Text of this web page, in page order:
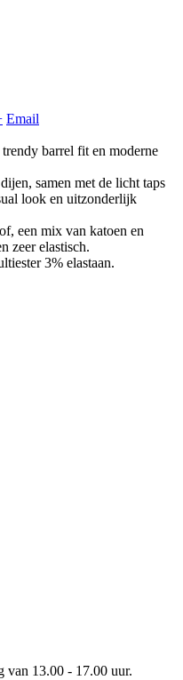
Email
barrel fit en moderne
samen met de licht taps
look en uitzonderlijk
een mix van katoen en
zeer elastisch.
3% elastaan.
van 13.00 - 17.00 uur.